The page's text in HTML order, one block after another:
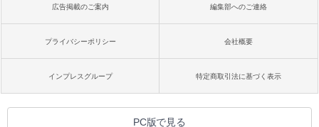
広告掲載のご案内 編集部へのご連絡
プライバシーポリシー 会社概要
インプレスグループ 特定商取引法に基づく表示
PC版で見る